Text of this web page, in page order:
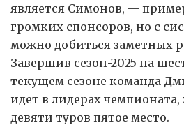
является Симонов, —
громких спонсоров, но с
можно добиться заметных
Завершив сезон-2025 на
текущем сезоне команда
идет в лидерах чемпионата,
девяти туров пятое место.